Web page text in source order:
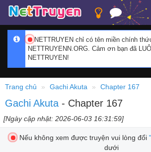
NETTRUYEN chỉ có tên miền chính
NETTRUYENN.ORG. Cảm ơn bạn đã
NETTRUYEN!
Trang chủ Gachi Akuta Chapter 167
Gachi Akuta - Chapter 167
[Ngày cập nhật: 2026-06-03 16:31:59]
Nếu không xem được truyện vui lòng đổi
dưới